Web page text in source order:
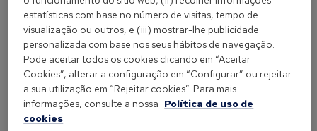
Ibérica, onde a humidade relativa é elevada, é onde
se encontram mais espécies de ácaros e em maior
quantidade, sendoDermatophagoides
pteronyssinus e Dermatophagoides farinae as
espécies mais abundantes nas habitações. Pelo
contrário, nas regiões do interior da península há
pouca presença de ácaros, já que o clima é seco,
estatísticas com base no número de visitas, tempo de
visualização ou outros, e (iii) mostrar-lhe publicidade
personalizada com base nos seus hábitos de navegação.
Pode aceitar todos os cookies clicando em “Aceitar
Cookies”, alterar a configuração em “Configurar” ou rejeitar
a sua utilização em “Rejeitar cookies”. Para mais
informações, consulte a nossa Política de uso de
cookies